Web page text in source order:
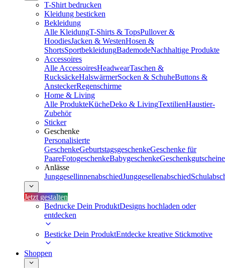
T-Shirt bedrucken
Kleidung besticken
Bekleidung
Alle KleidungT-Shirts & TopsPullover &
HoodiesJacken & WestenHosen &
ShortsSportbekleidungBademodeNachhaltige Produkte
Accessoires
Alle AccessoiresHeadwearTaschen &
RucksäckeHalswärmerSocken & SchuheButtons &
AnsteckerRegenschirme
Home & Living
Alle ProdukteKücheDeko & LivingTextilienHaustier-
Zubehör
Sticker
Geschenke
Personalisierte
GeschenkeGeburtstagsgeschenkeGeschenke für
PaareFotogeschenkeBabygeschenkeGeschenkgutscheine
Anlässe
JunggesellinnenabschiedJunggesellenabschied
Jetzt gestalten
Bedrucke Dein ProduktDesigns hochladen oder
entdecken
Besticke Dein ProduktEntdecke kreative Stickmotive
Shoppen